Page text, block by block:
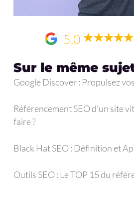
5,0
Sur le même
Google Discover : Propulsez
Référencement SEO d’un site
faire ?
Black Hat SEO : Définition et
Outils SEO : Le TOP 15 du